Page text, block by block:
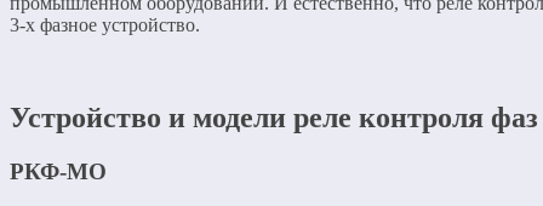
3-х фазное устройство.
Устройство и модели реле контроля фаз
РКФ-МО